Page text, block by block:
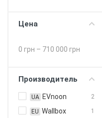
Цена
0 грн – 710 000 грн
Производитель
UA EVnoon 2
EU Wallbox 1